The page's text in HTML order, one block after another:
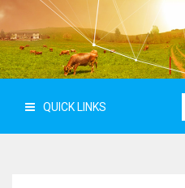
QUICK LINKS